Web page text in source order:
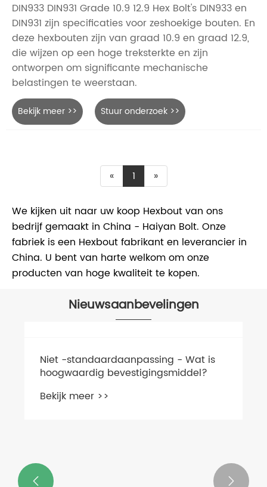
DIN933 DIN931 Grade 10.9 12.9 Hex Bolt's DIN933 en
DIN931 zijn specificaties voor zeshoekige bouten. En
deze hexbouten zijn van graad 10.9 en graad 12.9,
die wijzen op een hoge treksterkte en zijn
ontworpen om significante mechanische
belastingen te weerstaan.
Bekijk meer >> Stuur onderzoek >>
« 1 »
We kijken uit naar uw koop Hexbout van ons
bedrijf gemaakt in China - Haiyan Bolt. Onze
fabriek is een Hexbout fabrikant en leverancier in
China. U bent van harte welkom om onze
producten van hoge kwaliteit te kopen.
Nieuwsaanbevelingen
Niet -standaardaanpassing - Wat is
hoogwaardig bevestigingsmiddel?
Bekijk meer >>
 